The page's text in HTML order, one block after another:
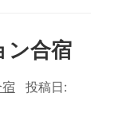
ン合宿
投稿日: